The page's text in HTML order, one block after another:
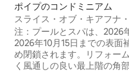
ポイプのコンドミニアム
スライス・オブ・キアフナ
エアコン - ビーチフロント -
注：プールとスパは、2026
2026年10月15日までの表面
め閉鎖されます。リフォー
く風通しの良い最上階の角